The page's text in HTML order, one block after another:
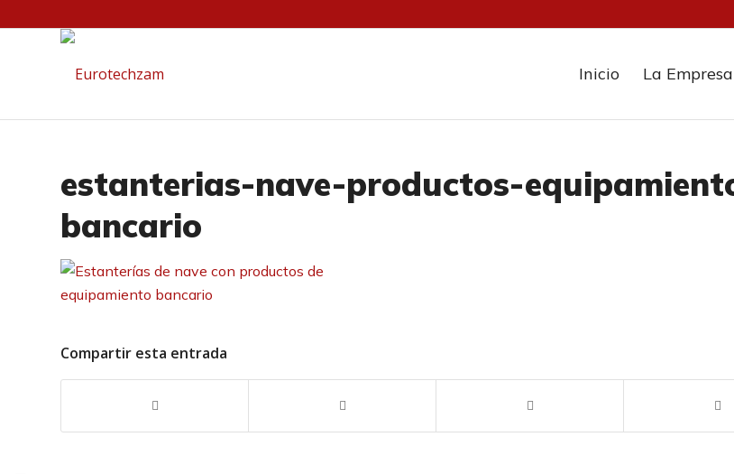
Inicio La Empresa
estanterias-nave-productos-
bancario
Compartir esta entrada